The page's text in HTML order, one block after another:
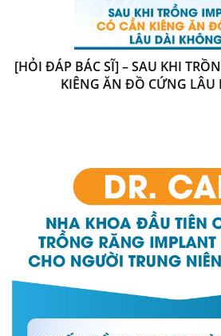
[HỎI ĐÁP BÁC SĨ] – SAU KHI
KIÊNG ĂN ĐỒ CỨNG LÂU